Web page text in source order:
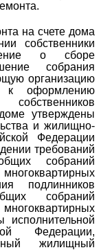
на счете дома
собственники
о сборе
собрания
организацию
к оформлению
утверждены
и жилищно-
Федерации
требований
собраний
подлинников
собраний
Федерации,
жилищный